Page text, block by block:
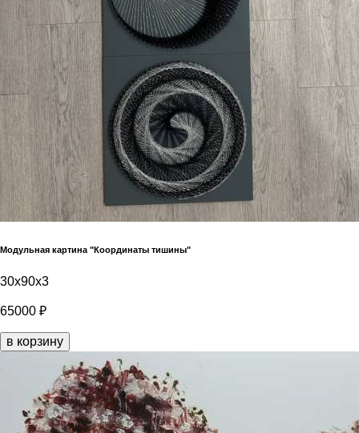
Модульная картина "Координаты тишины"
30x90x3
65000 ₽
в корзину